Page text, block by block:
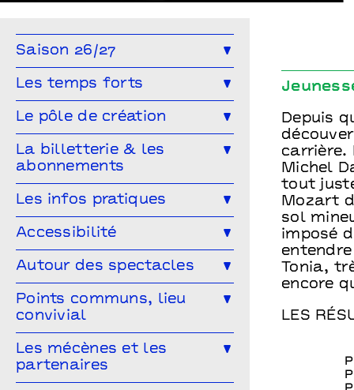
Saison 26/27
Toute la saison Théâtre
Cirque Magie Espace public
Projet participatif
En famille Ateliers
Les temps forts
Génération(s) - Saison #9
Projet participatif : Deblozay
Le pôle de création
Ailleurs & Ici • PIPD
Artistes en résidence 2024-2027
Résidences précédentes
La billetterie & les
abonnements
Comment réserver ? Les tarifs
Vous venez en groupe ?
Les infos pratiques
Venir à Points communs
Hors-les-murs
Accessibilité
L’accessibilité pour tous·tes !
sociale ?
Autour des spectacles
Les ateliers de pratique
Les Conversations
Visitez les théâtres
Points communs, lieu
convivial
Le Mélangeur
Le Service garderie
Les mécènes et les
partenaires
Depuis
carrière.
Michel
tout
Mozart
sol
imposé
Tonia,
encore
LES